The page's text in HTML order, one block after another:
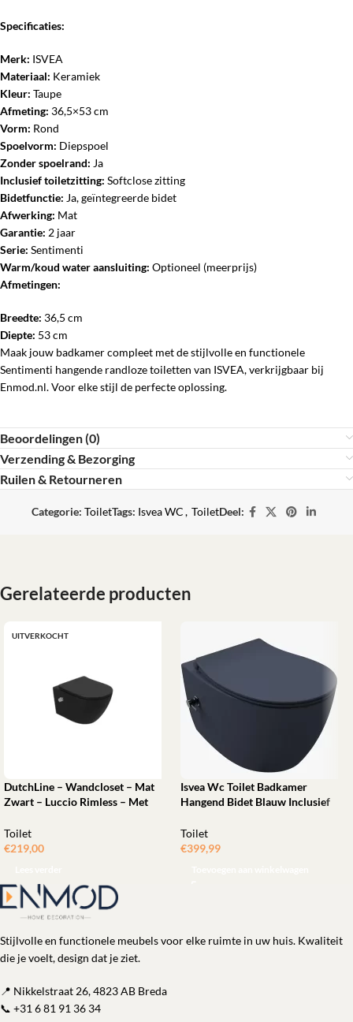
Specificaties:
Merk: ISVEA
Materiaal: Keramiek
Kleur: Taupe
Afmeting: 36,5×53 cm
Vorm: Rond
Spoelvorm: Diepspoel
Zonder spoelrand: Ja
Inclusief toiletzitting: Softclose zitting
Bidetfunctie: Ja, geïntegreerde bidet
Afwerking: Mat
Garantie: 2 jaar
Serie: Sentimenti
Warm/koud water aansluiting: Optioneel (meerprijs)
Afmetingen:
Breedte: 36,5 cm
Diepte: 53 cm
Maak jouw badkamer compleet met de stijlvolle en functionele
Sentimenti hangende randloze toiletten van ISVEA, verkrijgbaar bij
Enmod.nl. Voor elke stijl de perfecte oplossing.
Beoordelingen (0)
Verzending & Bezorging
Ruilen & Retourneren
Categorie: ToiletTags: Isvea WC , ToiletDeel:
Gerelateerde producten
UITVERKOCHT
DutchLine – Wandcloset – Mat
Zwart – Luccio Rimless – Met
Toilet
€219,00
Isvea Wc Toilet Badkamer
Hangend Bidet Blauw Inclusief
Toilet
€399,99
Stijlvolle en functionele meubels voor elke ruimte in uw huis. Kwaliteit
die je voelt, design dat je ziet.
📍 Nikkelstraat 26, 4823 AB Breda
📞 +31 6 81 91 36 34